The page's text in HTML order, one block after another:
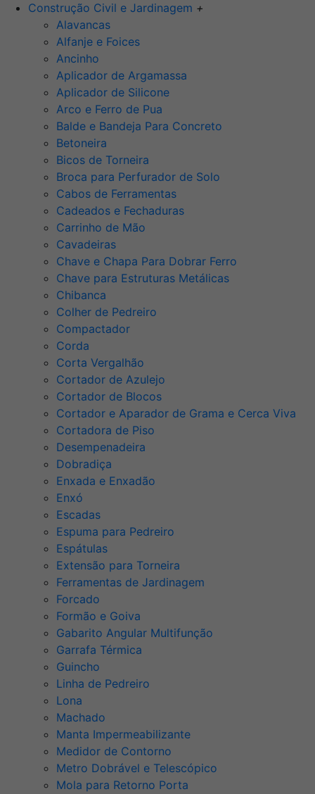
Construção Civil e Jardinagem +
Alavancas
Alfanje e Foices
Ancinho
Aplicador de Argamassa
Aplicador de Silicone
Arco e Ferro de Pua
Balde e Bandeja Para Concreto
Betoneira
Bicos de Torneira
Broca para Perfurador de Solo
Cabos de Ferramentas
Cadeados e Fechaduras
Carrinho de Mão
Cavadeiras
Chave e Chapa Para Dobrar Ferro
Chave para Estruturas Metálicas
Chibanca
Colher de Pedreiro
Compactador
Corda
Corta Vergalhão
Cortador de Azulejo
Cortador de Blocos
Cortador e Aparador de Grama e Cerca Viva
Cortadora de Piso
Desempenadeira
Dobradiça
Enxada e Enxadão
Enxó
Escadas
Espuma para Pedreiro
Espátulas
Extensão para Torneira
Ferramentas de Jardinagem
Forcado
Formão e Goiva
Gabarito Angular Multifunção
Garrafa Térmica
Guincho
Linha de Pedreiro
Lona
Machado
Manta Impermeabilizante
Medidor de Contorno
Metro Dobrável e Telescópico
Mola para Retorno Porta